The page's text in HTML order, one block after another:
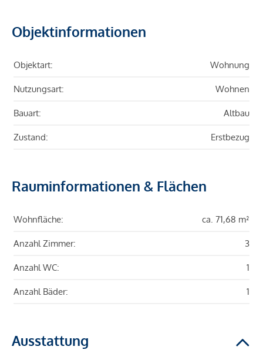
Objektinformationen
Objektart: Wohnung
Nutzungsart: Wohnen
Bauart: Altbau
Zustand: Erstbezug
Rauminformationen & Flächen
Wohnfläche: ca. 71,68 m²
Anzahl Zimmer: 3
Anzahl WC: 1
Anzahl Bäder: 1
Ausstattung